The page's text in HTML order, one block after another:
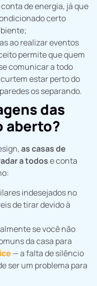
de energia, já que
certo
ao realizar eventos
permite que quem
comunicar a todo
estar perto do
os separando.
das
aberto?
as casas de
a todose conta
indesejados no
de tirar devido à
se você não
da casa para
— a falta de silêncio
ser um problema para